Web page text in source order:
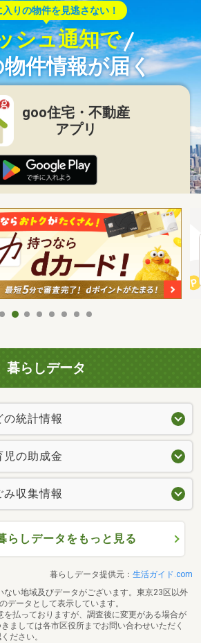
入りの物件を見逃さない！
シュ通知で
件情報が届く
goo住宅・不動産
アプリ
暮らしデータ
統計情報
児の助成金
収集情報
らしデータをもっと見る
暮らしデータ提供元： 生活ガイド.com
ない地域及びデータがございます。東京23区以外
データとして表示しています。
を払っておりますが、調査後に変更がある場合が
ましては各市区役所までお問い合わせいただく
ださい。